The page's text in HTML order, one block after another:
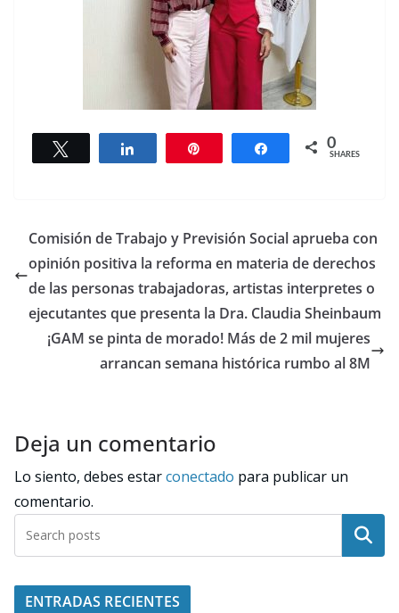
Share 0
SHARES
Comisión de Trabajo y Previsión Social aprueba con
opinión positiva la reforma en materia de derechos
de las personas trabajadoras, artistas interpretes o
ejecutantes que presenta la Dra. Claudia Sheinbaum
¡GAM se pinta de morado! Más de 2 mil mujeres
arrancan semana histórica rumbo al 8M
Deja un comentario
Lo siento, debes estarconectado para publicar un
comentario.
Buscar
ENTRADAS RECIENTES